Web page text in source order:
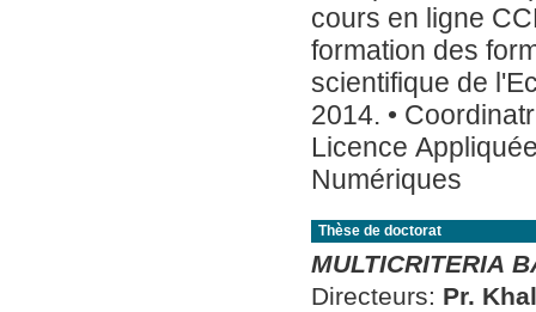
cours en ligne
formation des formateurs
scientifique de
2014. •
Licence
Numériques
Thèse de doctorat
MULTICRITERIA
Directeurs: Pr.